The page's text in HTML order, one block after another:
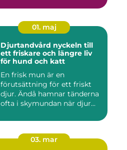
01. maj
Djurtandvård nyckeln till
ett friskare och längre liv
för hund och katt
En frisk mun är en
förutsättning för ett friskt
djur. Ändå hamnar tänderna
ofta i skymundan när djur...
03. mar